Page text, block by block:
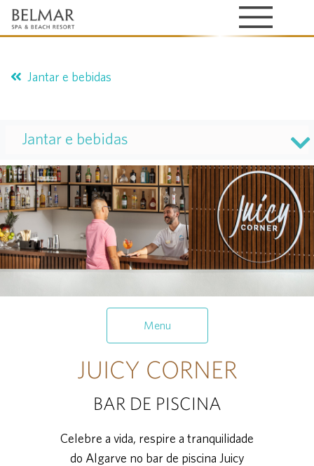
Jantar e bebidas
Jantar e bebidas
Menu
JUICY CORNER
BAR DE PISCINA
Celebre a vida, respire a tranquilidade
do Algarve no bar de piscina Juicy